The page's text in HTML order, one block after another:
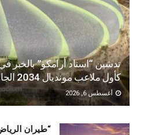
تدشين “استاد أرامكو” بالخبر
كأول ملاعب مونديال 2034 الجاهزة
أغسطس 6, 2026
“طيران